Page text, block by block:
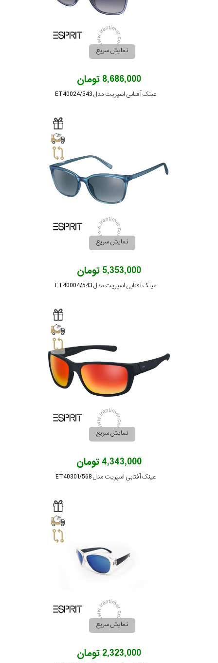
نمایش سریع
8,686,000 تومان
عینک آفتابی اسپریت مدل ET40024/543
نمایش سریع
5,353,000 تومان
عینک آفتابی اسپریت مدل ET40004/543
نمایش سریع
4,343,000 تومان
عینک آفتابی اسپریت مدل ET40301/568
نمایش سریع
2,323,000 تومان